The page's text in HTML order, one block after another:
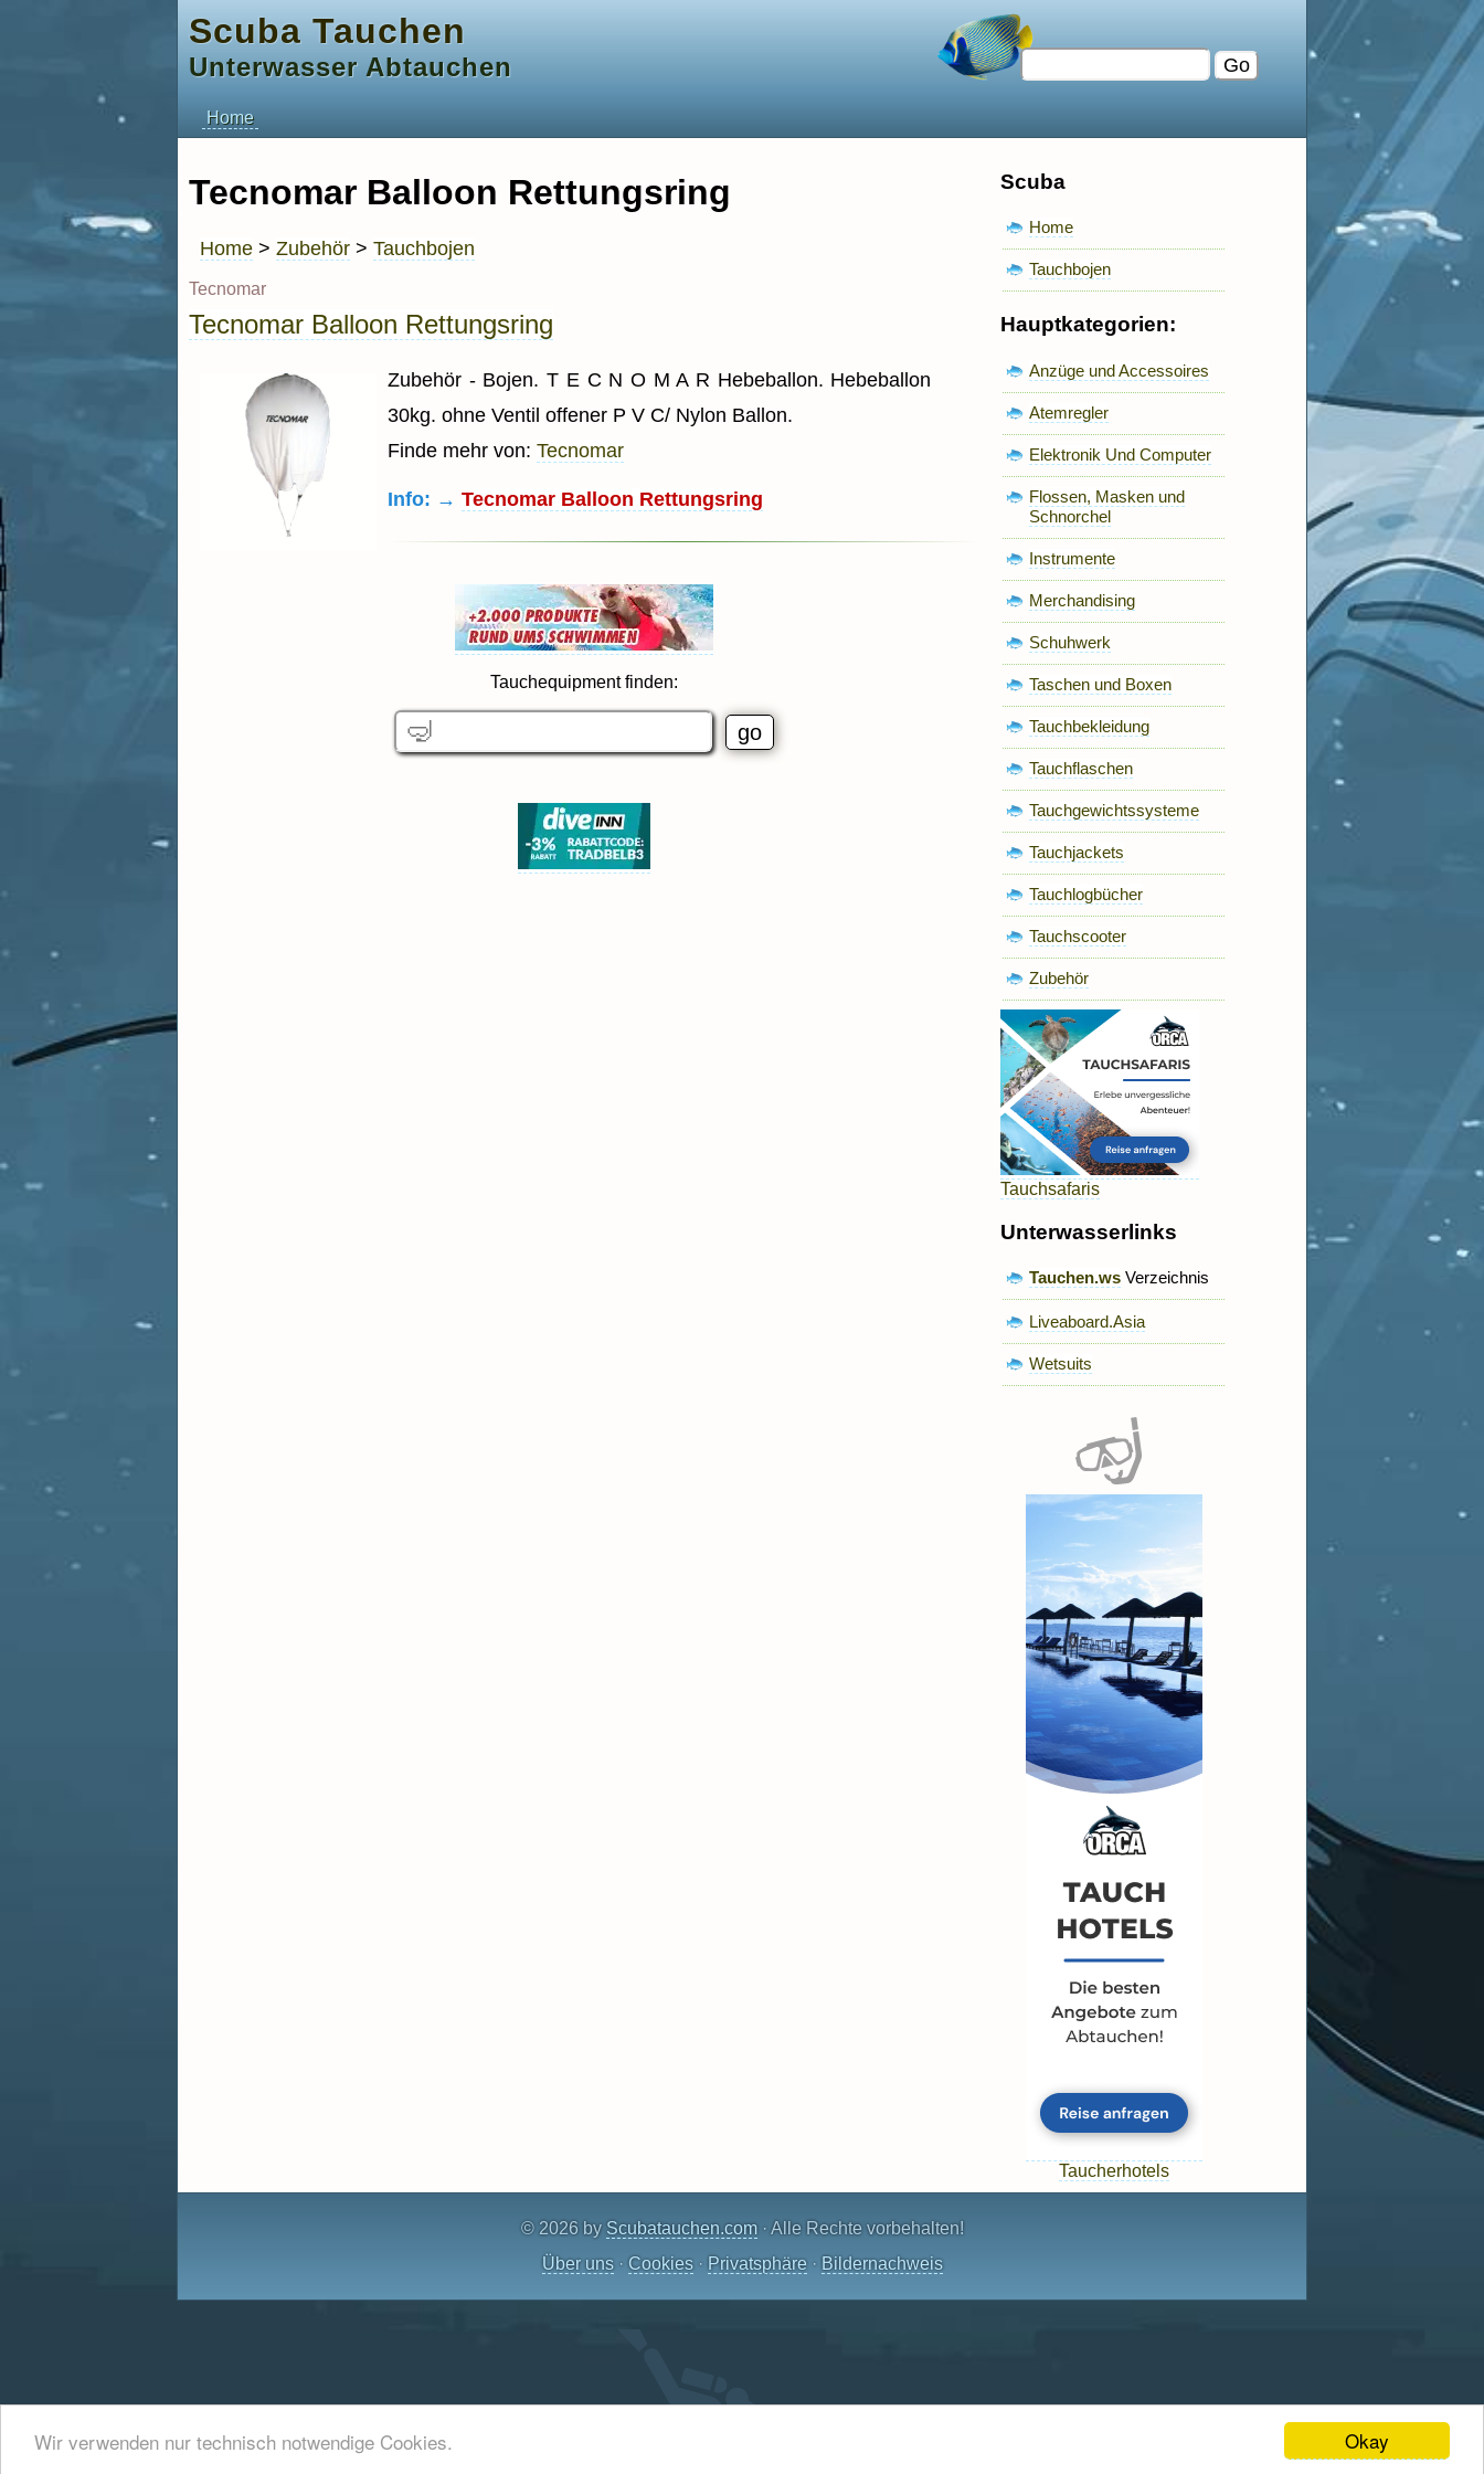
Okay
Wir verwenden nur technisch notwendige Cookies.
Scuba Tauchen
Unterwasser Abtauchen
Home
Tecnomar Balloon Rettungsring
Home > Zubehör > Tauchbojen
Tecnomar
Tecnomar Balloon Rettungsring
Zubehör - Bojen. T E C N O M A R Hebeballon. Hebeballon
30kg. ohne Ventil offener P V C/ Nylon Ballon.
Finde mehr von: Tecnomar
Info: → Tecnomar Balloon Rettungsring
Tauchequipment finden:
Scuba
Home
Tauchbojen
Hauptkategorien:
Anzüge und Accessoires
Atemregler
Elektronik Und Computer
Flossen, Masken und
Schnorchel
Instrumente
Merchandising
Schuhwerk
Taschen und Boxen
Tauchbekleidung
Tauchflaschen
Tauchgewichtssysteme
Tauchjackets
Tauchlogbücher
Tauchscooter
Zubehör
Tauchsafaris
Unterwasserlinks
Tauchen.ws Verzeichnis
Liveaboard.Asia
Wetsuits
Taucherhotels
© 2026 by Scubatauchen.com· Alle Rechte vorbehalten!
Über uns· Cookies· Privatsphäre· Bildernachweis